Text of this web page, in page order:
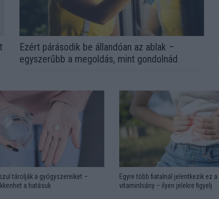
Ezért párásodik be állandóan az ablak –
egyszerűbb a megoldás, mint gondolnád
tárolják a gyógyszereiket –
a hatásuk
Egyre több fiatalnál jelentkezik ez a
vitaminhiány – ilyen jelekre figyelj